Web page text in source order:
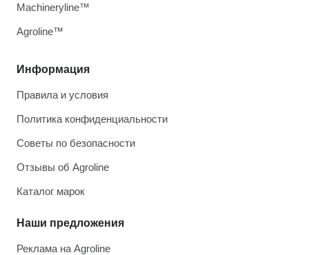
Информация
Правила и условия
Политика конфиденциальности
Советы по безопасности
Отзывы об Agroline
Каталог марок
Наши предложения
Реклама на Agroline
Machineryline™
Agroline™